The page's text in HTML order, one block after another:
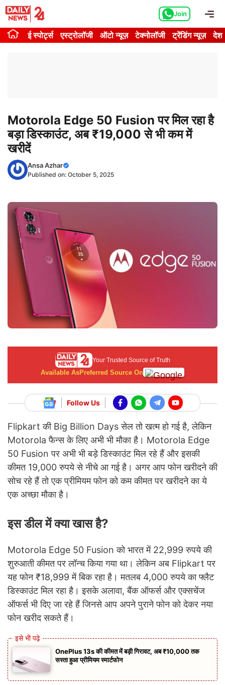
Skip
content
Join
ई स्पोर्ट्स एस्ट्रोलॉजी ऑटो न्यूज़ टेक्नोलॉजी ट्रेंडिंग न्यूज़ देश
Motorola Edge 50 Fusion पर मिल रहा है
बड़ा डिस्काउंट, अब ₹19,000 से भी कम में
खरीदें
Ansa Azhar
Published on: October 5, 2025
Your Trusted Source of Truth
Available AsPreferred Source On
Follow Us
Flipkart की Big Billion Days सेल तो खत्म हो गई है, लेकिन
Motorola फैन्स के लिए अभी भी मौका है। Motorola Edge
50 Fusion पर अभी भी बड़े डिस्काउंट मिल रहे हैं और इसकी
कीमत 19,000 रुपये से नीचे आ गई है। अगर आप फोन खरीदने की
सोच रहे हैं तो एक प्रीमियम फोन को कम कीमत पर खरीदने का ये
एक अच्छा मौका है।
इस डील में क्या खास है?
Motorola Edge 50 Fusion को भारत में 22,999 रुपये की
शुरुआती कीमत पर लॉन्च किया गया था। लेकिन अब Flipkart पर
यह फोन ₹18,999 में बिक रहा है। मतलब 4,000 रुपये का फ्लैट
डिस्काउंट मिल रहा है। इसके अलावा, बैंक ऑफर्स और एक्सचेंज
ऑफर्स भी दिए जा रहे हैं जिनसे आप अपने पुराने फोन को देकर नया
फोन खरीद सकते हैं।
OnePlus 13s की कीमत में बड़ी गिरावट, अब ₹10,000 तक
सस्ता हुआ प्रीमियम स्मार्टफोन